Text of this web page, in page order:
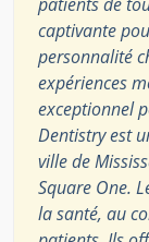
captivante
personnalité
expériences
exceptionnel
Dentistry est
ville de
Square One.
la santé, au